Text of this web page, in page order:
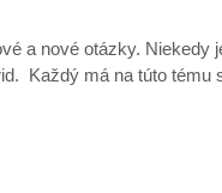
a nové otázky.
Každý má na túto